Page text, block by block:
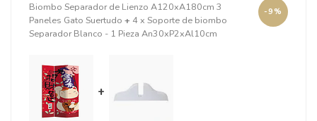
Biombo Separador de Lienzo A120xA180cm 3
Paneles Gato Suertudo + 4 x Soporte de biombo
Separador Blanco - 1 Pieza An30xP2xAl10cm
-9%
+